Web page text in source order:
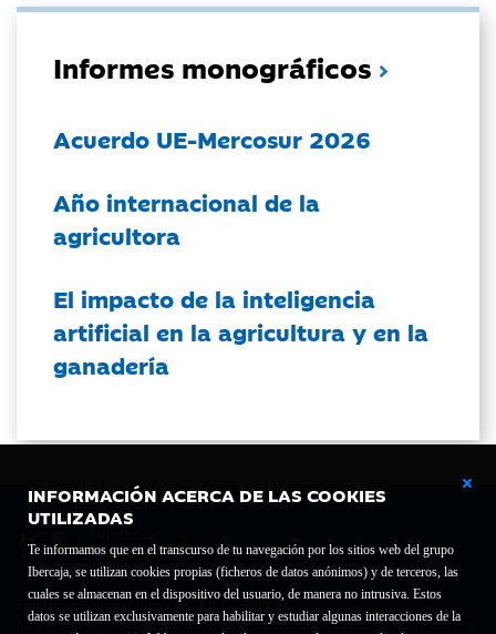
INFORMACIÓN ACERCA DE LAS COOKIES
UTILIZADAS
Te informamos que en el transcurso de tu navegación por los sitios web del grupo
Ibercaja, se utilizan cookies propias (ficheros de datos anónimos) y de terceros, las
cuales se almacenan en el dispositivo del usuario, de manera no intrusiva. Estos
datos se utilizan exclusivamente para habilitar y estudiar algunas interacciones de la
Informes monográficos
Acuerdo UE-Mercosur 2026
Año internacional de la
agricultora
El impacto de la inteligencia
artificial en la agricultura y en la
ganadería
Fundación Bancaria Ibercaja C.I.F. G-50000652.
Inscrita en el Registro de Fundaciones del Mº de Educación, Cultura y Deporte con el nº